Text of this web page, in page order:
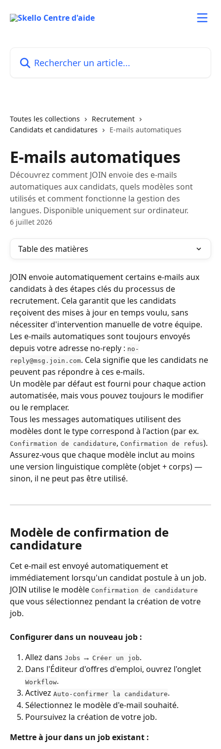
Toutes les collections
Recrutement
Candidats et candidatures
E-mails automatiques
E-mails automatiques
Découvrez comment JOIN envoie des e-mails
automatiques aux candidats, quels modèles sont
utilisés et comment fonctionne la gestion des
langues. Disponible uniquement sur ordinateur.
6 juillet 2026
Table des matières
JOIN envoie automatiquement certains e-mails aux
candidats à des étapes clés du processus de
recrutement. Cela garantit que les candidats
reçoivent des mises à jour en temps voulu, sans
nécessiter d'intervention manuelle de votre équipe.
Les e-mails automatiques sont toujours envoyés
depuis votre adresse no-reply : no-
reply@msg.join.com. Cela signifie que les candidats ne
peuvent pas répondre à ces e-mails.
Un modèle par défaut est fourni pour chaque action
automatisée, mais vous pouvez toujours le modifier
ou le remplacer.
Tous les messages automatiques utilisent des
modèles dont le type correspond à l'action (par ex.
Confirmation de candidature, Confirmation de refus).
Assurez-vous que chaque modèle inclut au moins
une version linguistique complète (objet + corps) —
sinon, il ne peut pas être utilisé.
Modèle de confirmation de
candidature
Cet e-mail est envoyé automatiquement et
immédiatement lorsqu'un candidat postule à un job.
JOIN utilise le modèle Confirmation de candidature
que vous sélectionnez pendant la création de votre
job.
Configurer dans un nouveau job :
Allez dans Jobs → Créer un job.
Dans l'Éditeur d'offres d'emploi, ouvrez l'onglet
Workflow.
Activez Auto-confirmer la candidature.
Sélectionnez le modèle d'e-mail souhaité.
Poursuivez la création de votre job.
Mettre à jour dans un job existant :